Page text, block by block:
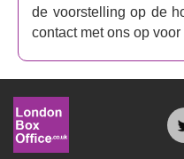
keert in het voorjaar
terug.
de voorstelling op de
contact met ons op